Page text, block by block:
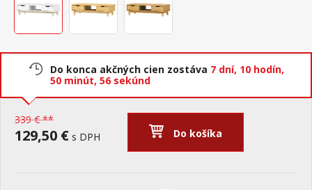
Do konca akčných cien zostáva 7 dní, 10 hodín,
50 minút, 56 sekúnd
339 € **
129,50 € s DPH Do košíka